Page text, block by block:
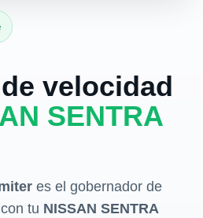
velocidad
SENTRA
es el gobernador de
tu NISSAN SENTRA